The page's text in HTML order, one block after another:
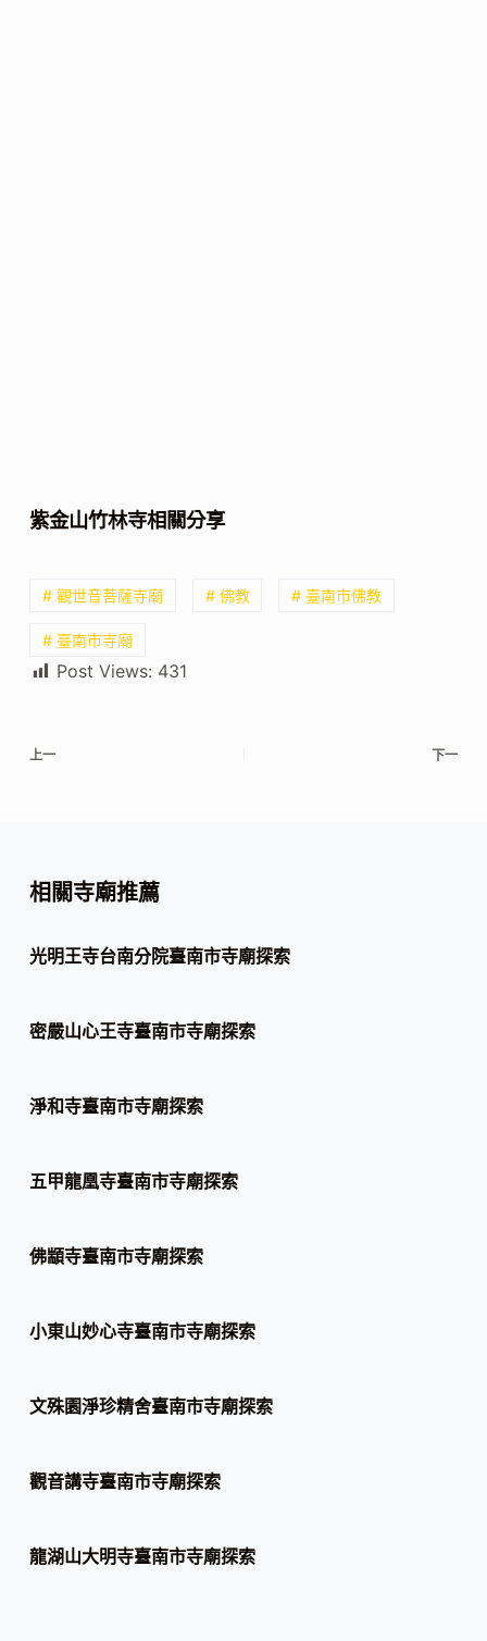
紫金山竹林寺相關分享
# 觀世音菩薩寺廟 # 佛教 # 臺南市佛教
# 臺南市寺廟
Post Views: 431
上一 下一
相關寺廟推薦
光明王寺台南分院臺南市寺廟探索
密嚴山心王寺臺南市寺廟探索
淨和寺臺南市寺廟探索
五甲龍凰寺臺南市寺廟探索
佛顓寺臺南市寺廟探索
小東山妙心寺臺南市寺廟探索
文殊園淨珍精舍臺南市寺廟探索
觀音講寺臺南市寺廟探索
龍湖山大明寺臺南市寺廟探索